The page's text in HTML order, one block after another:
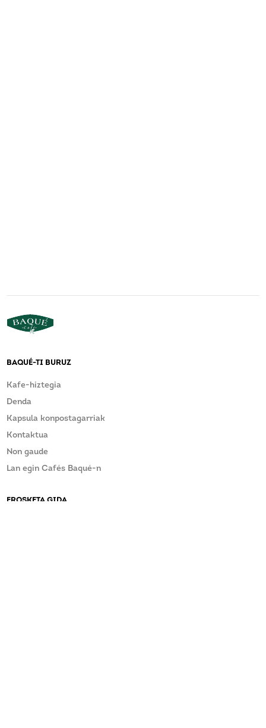
BAQUÉ-TI BURUZ
Kafe-hiztegia
Denda
Kapsula konpostagarriak
Kontaktua
Non gaude
Lan egin Cafés Baqué-n
EROSKETA GIDA